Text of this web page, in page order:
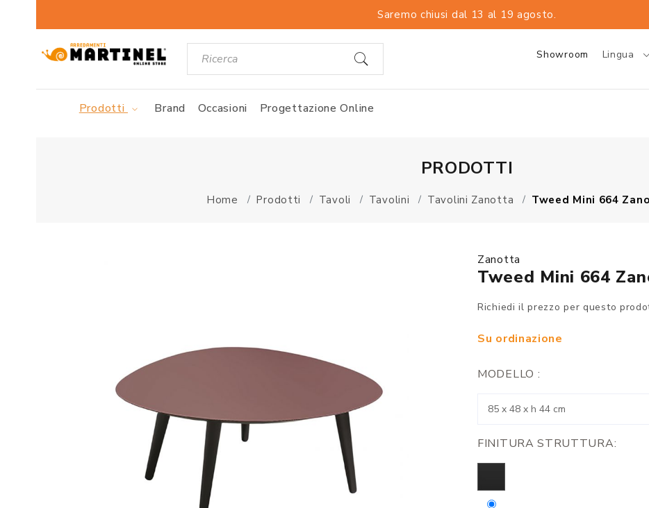
Saremo chiusi dal 13 al 19 agosto.
Showroom Lingua
Prodotti Brand Occasioni Progettazione Online
PRODOTTI
Home Prodotti Tavoli Tavolini Tavolini Zanotta Tweed Mini 664
Zanotta
Tweed Mini 664
Richiedi il prezzo per questo
Su ordinazione
MODELLO :
FINITURA STRUTTURA: